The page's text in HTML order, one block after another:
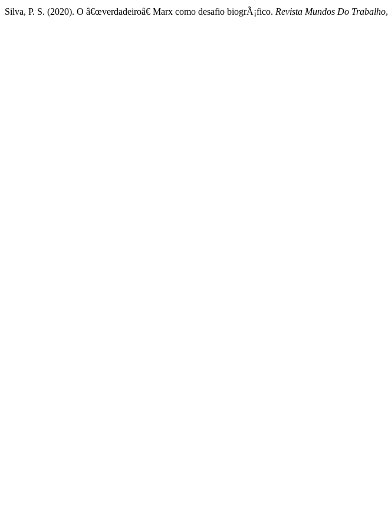
Silva, P. S. (2020). O â€œverdadeiroâ€ Marx como desafio biogrÃ¡fico. Revista Mundos Do Trabalho,